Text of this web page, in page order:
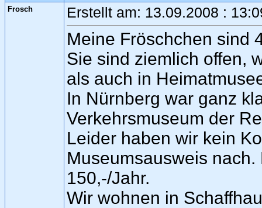
Frosch Erstellt am: 13.09.2008 :
Meine Fröschchen sind
Sie sind ziemlich offen,
als auch in
In Nürnberg war ganz
Verkehrsmuseum der
Leider haben wir kein
Museumsausweis
150,-/Jahr.
Wir wohnen in